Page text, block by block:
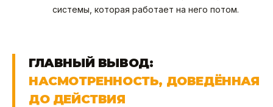
системы, которая работает на него потом.
ГЛАВНЫЙ ВЫВОД:
НАСМОТРЕННОСТЬ, ДОВЕДЁННАЯ
ДО ДЕЙСТВИЯ